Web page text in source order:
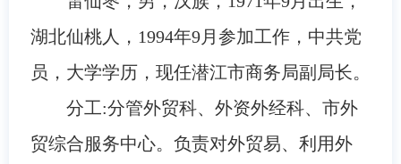
湖北仙桃人，1994年9月参加工作，中共党
员，大学学历，现任潜江市商务局副局长。
分工:分管外贸科、外资外经科、市外
贸综合服务中心。负责对外贸易、利用外